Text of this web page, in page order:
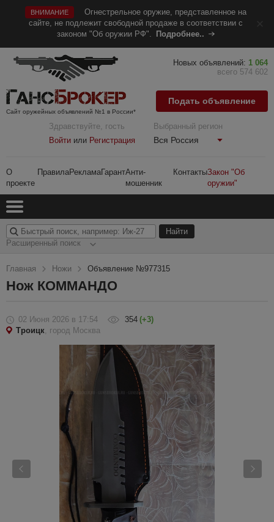
ВНИМАНИЕ
Огнестрельное оружие, представленное на
сайте, не подлежит свободной продаже в соответствии с
законом "Об оружии РФ".
Подробнее..
Сайт оружейных объявлений №1 в России*
Здравствуйте, гость
Войти или Регистрация
Выбранный регион
Вся Россия
О
проекте
ПравилаРекламаГарантАнти-
мошенник
КонтактыЗакон "Об
оружии"
Новых объявлений: 1 064
всего 574 602
Подать объявление
Расширенный поиск
Главная Ножи Объявление №977315
Нож КОММАНДО
02 Июня 2026 в 17:54 354 (+3)
Троицк, город Москва